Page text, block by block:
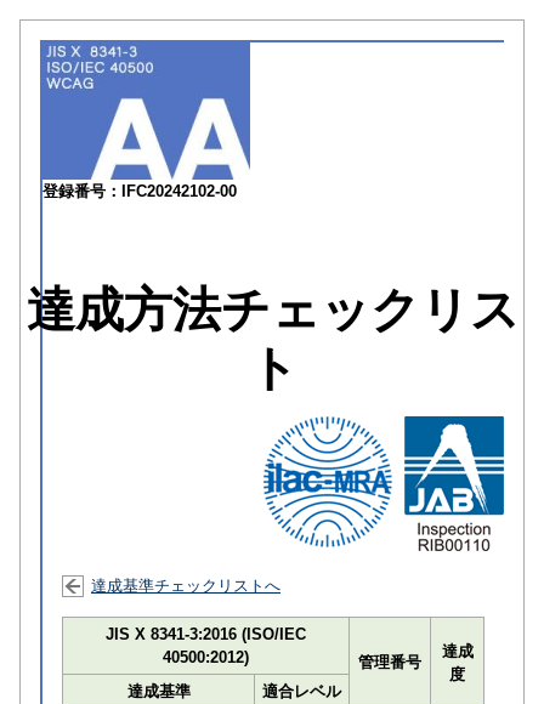
登録番号：IFC20242102-00
達成方法チェックリス
ト
達成基準チェックリストへ
JIS X 8341-3:2016 (ISO/IEC
40500:2012)
管理番号
達成
度
達成基準
適合レベル